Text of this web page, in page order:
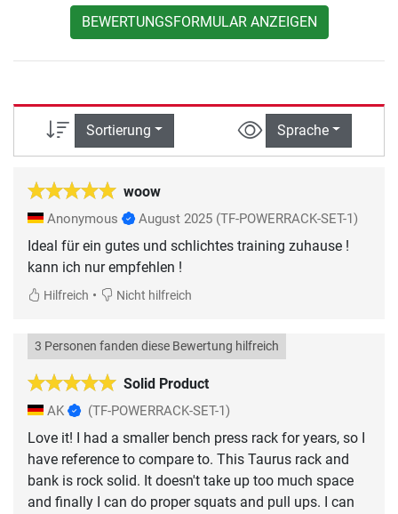
BEWERTUNGSFORMULAR ANZEIGEN
Sortierung Sprache
woow
Anonymous August 2025 (TF-POWERRACK-SET-1)
Ideal für ein gutes und schlichtes training zuhause !
kann ich nur empfehlen !
Hilfreich • Nicht hilfreich
Solid Product
3 Personen fanden diese Bewertung hilfreich
AK (TF-POWERRACK-SET-1)
Love it! I had a smaller bench press rack for years, so I
have reference to compare to. This Taurus rack and
bank is rock solid. It doesn't take up too much space
and finally I can do proper squats and pull ups. I can